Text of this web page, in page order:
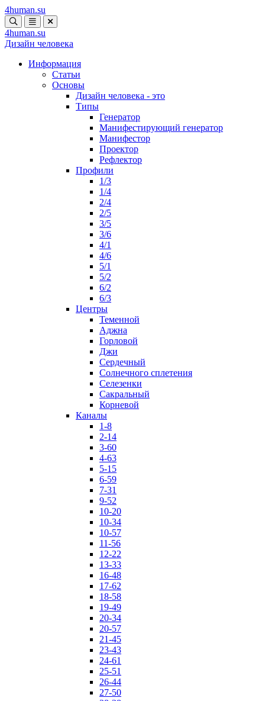
4human.su
4human.su
Дизайн человека
Информация
Статьи
Основы
Дизайн человека - это
Типы
Генератор
Манифестирующий генератор
Манифестор
Проектор
Рефлектор
Профили
1/3
1/4
2/4
2/5
3/5
3/6
4/1
4/6
5/1
5/2
6/2
6/3
Центры
Теменной
Аджна
Горловой
Джи
Сердечный
Солнечного сплетения
Селезенки
Сакральный
Корневой
Каналы
1-8
2-14
3-60
4-63
5-15
6-59
7-31
9-52
10-20
10-34
10-57
11-56
12-22
13-33
16-48
17-62
18-58
19-49
20-34
20-57
21-45
23-43
24-61
25-51
26-44
27-50